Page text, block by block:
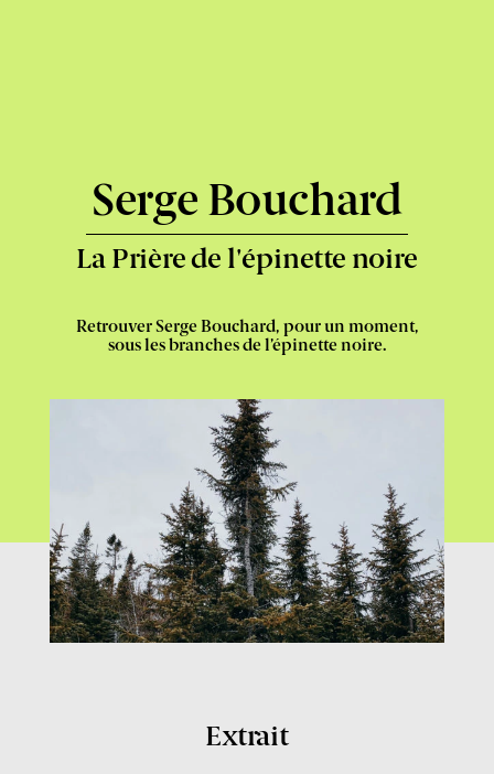
Serge Bouchard-
La Prière de l'épinette noire
Retrouver Serge Bouchard, pour un moment,
sous les branches de l’épinette noire.
Extrait